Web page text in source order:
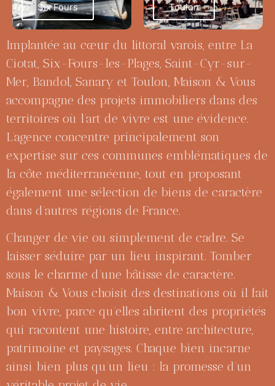
Six Fours Toulon
Implantée au cœur du littoral varois, entre La
Ciotat, Six-Fours-les-Plages, Saint-Cyr-sur-
Mer, Bandol, Sanary et Toulon, Maison & Vous
accompagne des projets immobiliers dans des
territoires où l’art de vivre est une évidence.
L’agence concentre principalement son
expertise sur ces communes emblématiques de
la côte méditerranéenne, tout en proposant
également une sélection de biens de caractère
dans d’autres régions de France.
Changer de vie ou simplement de cadre. Se
laisser séduire par un lieu inspirant. Tomber
sous le charme d’une bâtisse de caractère.
Maison & Vous choisit des destinations où il fait
bon vivre, parce qu’elles abritent des propriétés
qui racontent une histoire, entre architecture,
patrimoine et paysages. Chaque bien incarne
ainsi bien plus qu’un lieu : la promesse d’un